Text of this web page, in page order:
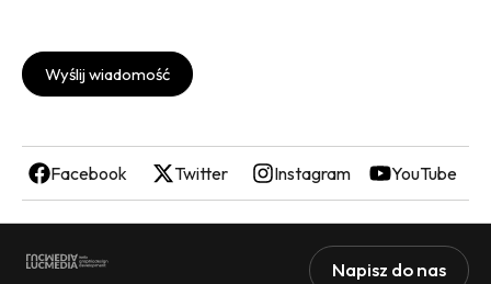
Wyślij wiadomość
Facebook Twitter Instagram YouTube
Napisz do nas